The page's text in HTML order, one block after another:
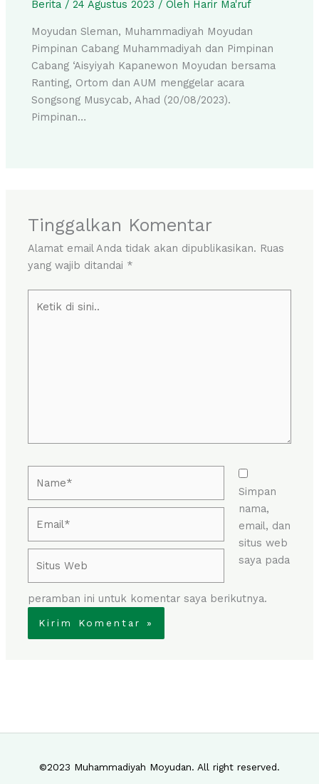
Berita /24 Agustus 2023 / Oleh Harir Ma'ruf
Moyudan Sleman, Muhammadiyah Moyudan
Pimpinan Cabang Muhammadiyah dan Pimpinan
Cabang ‘Aisyiyah Kapanewon Moyudan bersama
Ranting, Ortom dan AUM menggelar acara
Songsong Musycab, Ahad (20/08/2023).
Pimpinan…
Tinggalkan Komentar
Alamat email Anda tidak akan dipublikasikan. Ruas
yang wajib ditandai *
Web
Simpan
nama,
email, dan
situs web
saya pada
peramban ini untuk komentar saya berikutnya.
©2023 Muhammadiyah Moyudan. All right reserved.